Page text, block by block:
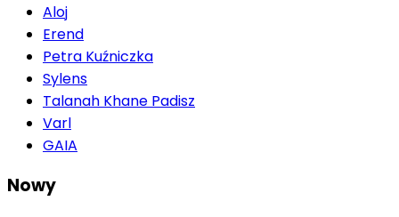
Aloj
Erend
Petra Kuźniczka
Sylens
Talanah Khane Padisz
Varl
GAIA
Nowy